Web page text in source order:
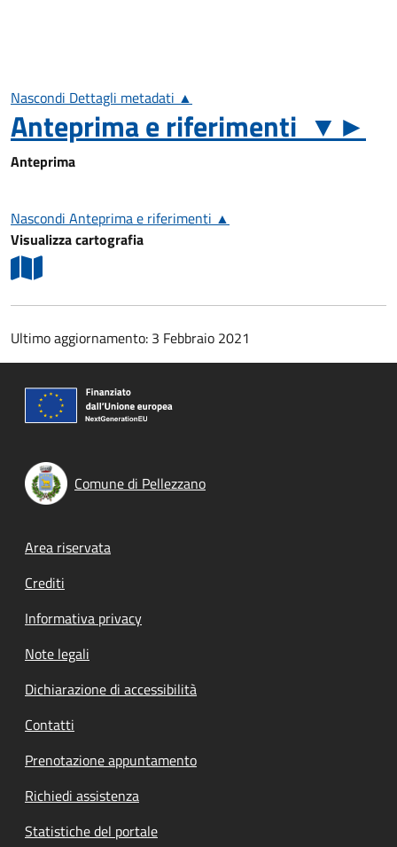
Nascondi Dettagli metadati ▲
Anteprima e riferimenti ▼ ►
Anteprima
Nascondi Anteprima e riferimenti ▲
Visualizza cartografia
Ultimo aggiornamento: 3 Febbraio 2021
Comune di Pellezzano
Footer menu
Area riservata
Crediti
Informativa privacy
Note legali
Dichiarazione di accessibilità
Contatti
Prenotazione appuntamento
Richiedi assistenza
Statistiche del portale